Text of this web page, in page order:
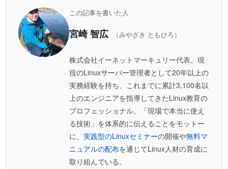
この記事を書いた人
宮崎 智広 （みやざき ともひろ）
株式会社イーネットマーキュリー代表。現
役のLinuxサーバー管理者として20年以上の
実務経験を持ち、これまでに累計3,100名以
上のエンジニアを指導してきたLinux教育の
プロフェッショナル。「現場で本当に使え
る技術」を体系的に伝えることをモットー
に、実践型のLinuxセミナーの開催や無料マ
ニュアルの配布を通じてLinux人材の育成に
取り組んでいる。